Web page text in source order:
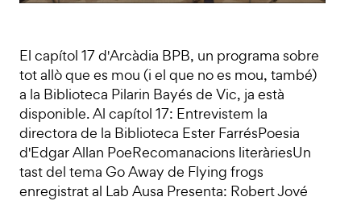
El capítol 17 d'Arcàdia BPB, un programa sobre
tot allò que es mou (i el que no es mou, també)
a la Biblioteca Pilarin Bayés de Vic, ja està
disponible. Al capítol 17: Entrevistem la
directora de la Biblioteca Ester FarrésPoesia
d'Edgar Allan PoeRecomanacions literàriesUn
tast del tema Go Away de Flying frogs
enregistrat al Lab Ausa Presenta: Robert Jové